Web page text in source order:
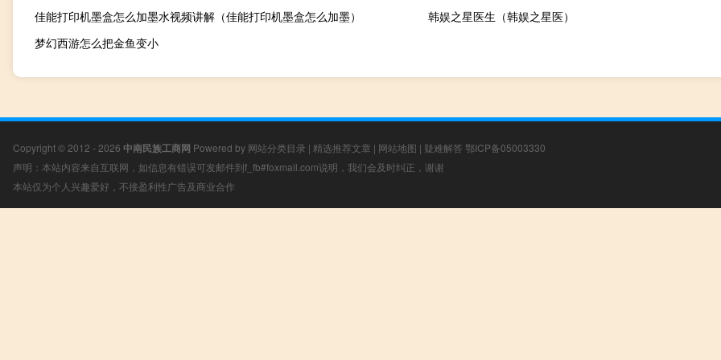
佳能打印机墨盒怎么加墨水视频讲解（佳能打印机墨盒怎么加墨）
韩娱之星医生（韩娱之星医）
梦幻西游怎么把金鱼变小
Copyright © 2012 - 2026 中南民族工商网 Powered by 网站分类目录 | 精选推荐文章 | 网站地图 | 疑难解答 鄂ICP备05003330
声明：本站内容来自互联网，如信息有错误可发邮件到f_fb#foxmail.com说明，我们会及时纠正，谢谢
本站仅为个人兴趣爱好，不接盈利性广告及商业合作